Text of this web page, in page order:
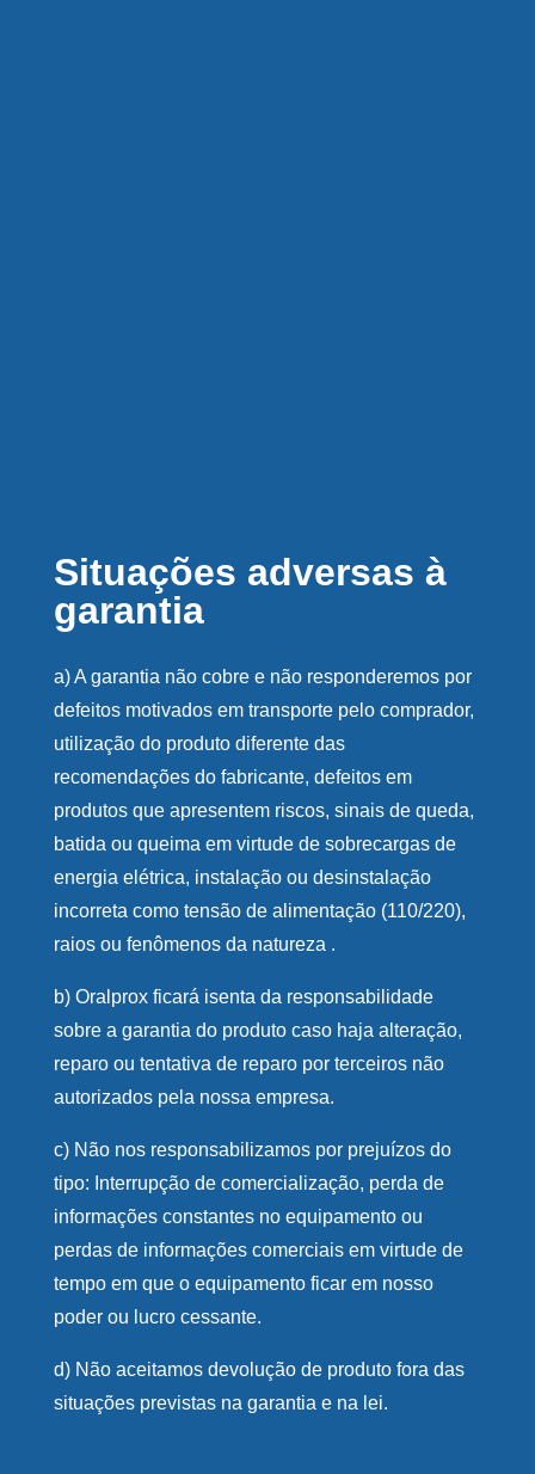
Situações adversas à
garantia
a) A garantia não cobre e não responderemos por
defeitos motivados em transporte pelo comprador,
utilização do produto diferente das
recomendações do fabricante, defeitos em
produtos que apresentem riscos, sinais de queda,
batida ou queima em virtude de sobrecargas de
energia elétrica, instalação ou desinstalação
incorreta como tensão de alimentação (110/220),
raios ou fenômenos da natureza .
b) Oralprox ficará isenta da responsabilidade
sobre a garantia do produto caso haja alteração,
reparo ou tentativa de reparo por terceiros não
autorizados pela nossa empresa.
c) Não nos responsabilizamos por prejuízos do
tipo: Interrupção de comercialização, perda de
informações constantes no equipamento ou
perdas de informações comerciais em virtude de
tempo em que o equipamento ficar em nosso
poder ou lucro cessante.
d) Não aceitamos devolução de produto fora das
situações previstas na garantia e na lei.